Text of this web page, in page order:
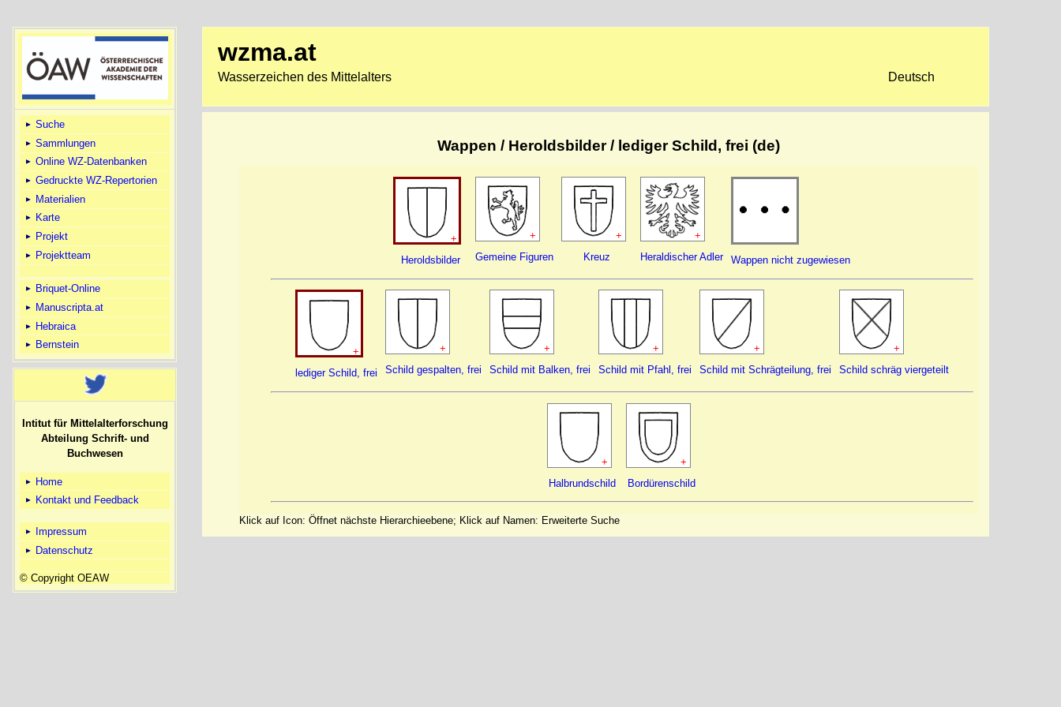
Suche
Sammlungen
Online WZ-Datenbanken
Gedruckte WZ-Repertorien
Materialien
Karte
Projekt
Projektteam
Briquet-Online
Manuscripta.at
Hebraica
Bernstein
Intitut für Mittelalterforschung
Abteilung Schrift- und
Buchwesen
Home
Kontakt und Feedback
Impressum
Datenschutz
© Copyright OEAW
wzma.at
Wasserzeichen des Mittelalters Deutsch
Wappen / Heroldsbilder / lediger Schild, frei (de)
+
Heroldsbilder
+
Gemeine Figuren
+
Kreuz
+
Heraldischer Adler
Wappen nicht zugewiesen
+
lediger Schild, frei
+
Schild gespalten, frei
+
Schild mit Balken, frei
+
Schild mit Pfahl, frei
+
Schild mit Schrägteilung, frei
+
Schild schräg viergeteilt
+
Halbrundschild
+
Bordürenschild
Klick auf Icon: Öffnet nächste Hierarchieebene; Klick auf Namen: Erweiterte Suche